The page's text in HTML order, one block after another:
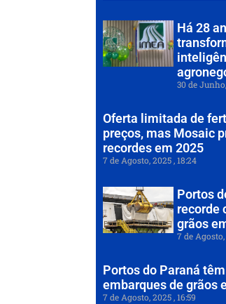
Há 28
30 de
Oferta limitada de
preços, mas Mosaic
recordes em 2025
7 de Agosto, 2025 18:24
Portos
recorde
grãos
7 de
Portos do Paraná
embarques de grãos
7 de Agosto, 2025 16:59